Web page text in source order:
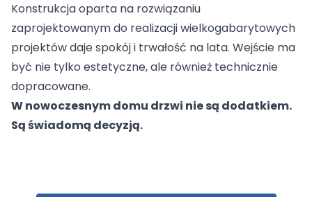
Konstrukcja oparta na rozwiązaniu
zaprojektowanym do realizacji wielkogabarytowych
projektów daje spokój i trwałość na lata. Wejście ma
być nie tylko estetyczne, ale również technicznie
dopracowane.
W nowoczesnym domu drzwi nie są dodatkiem.
Są świadomą decyzją.